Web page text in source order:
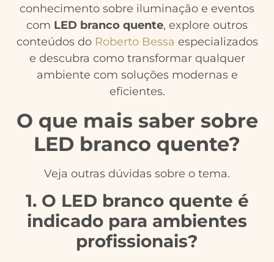
conhecimento sobre iluminação e eventos
com LED branco quente, explore outros
conteúdos do Roberto Bessa especializados
e descubra como transformar qualquer
ambiente com soluções modernas e
eficientes.
O que mais saber sobre
LED branco quente?
Veja outras dúvidas sobre o tema.
1. O LED branco quente é
indicado para ambientes
profissionais?